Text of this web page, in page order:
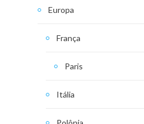
Europa
França
Paris
Itália